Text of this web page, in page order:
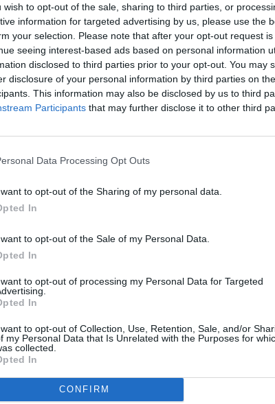
wish to opt-out of the sale, sharing to third parties, or
information for targeted advertising by us, please use the
your selection. Please note that after your opt-out request
seeing interest-based ads based on personal information
disclosed to third parties prior to your opt-out. You may
disclosure of your personal information by third parties on
This information may also be disclosed by us to third
Participants that may further disclose it to other third
Data Processing Opt Outs
to opt-out of the Sharing of my personal data.
In
to opt-out of the Sale of my Personal Data.
In
to opt-out of processing my Personal Data for Targeted
In
to opt-out of Collection, Use, Retention, Sale, and/or
my Personal Data that Is Unrelated with the Purposes for
collected.
In
CONFIRM
exactă a violențelor suferite de bărbat.
dispută despre războiul început de